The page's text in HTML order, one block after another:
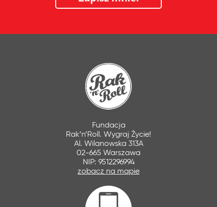
Fundacja
Rak’n’Roll. Wygraj Życie!
Al. Wilanowska 313A
02-665 Warszawa
NIP: 9512296994
zobacz na mapie